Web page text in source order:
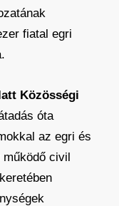
fiatal egri
Közösségi
óta
az egri és
civil